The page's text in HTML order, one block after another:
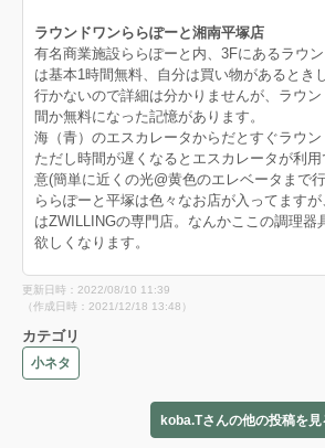
ラウンドワンららぽーと湘南平塚店
有名商業施設ららぽーと内、3Fにあるラウ
は基本1時間無料、自分は買い物があるとき
行かないので詳細は分かりませんが、ラウ
間か無料になった記憶があります。
海（青）のエスカレータからだとすぐラウン
ただし時間が遅くなるとエスカレータが利
意(簡単に近くの光@黄色のエレベータまで行
ららぽーと平塚は色々なお店が入ってます
はZWILLINGの専門店。なんかここの調理器
欲しくなります。
更新日時：2022/08/10 11:39
（作成日時：2021/12/18 13:48）
カテゴリ
小ネタ
koba.Tさんの他の投稿を見